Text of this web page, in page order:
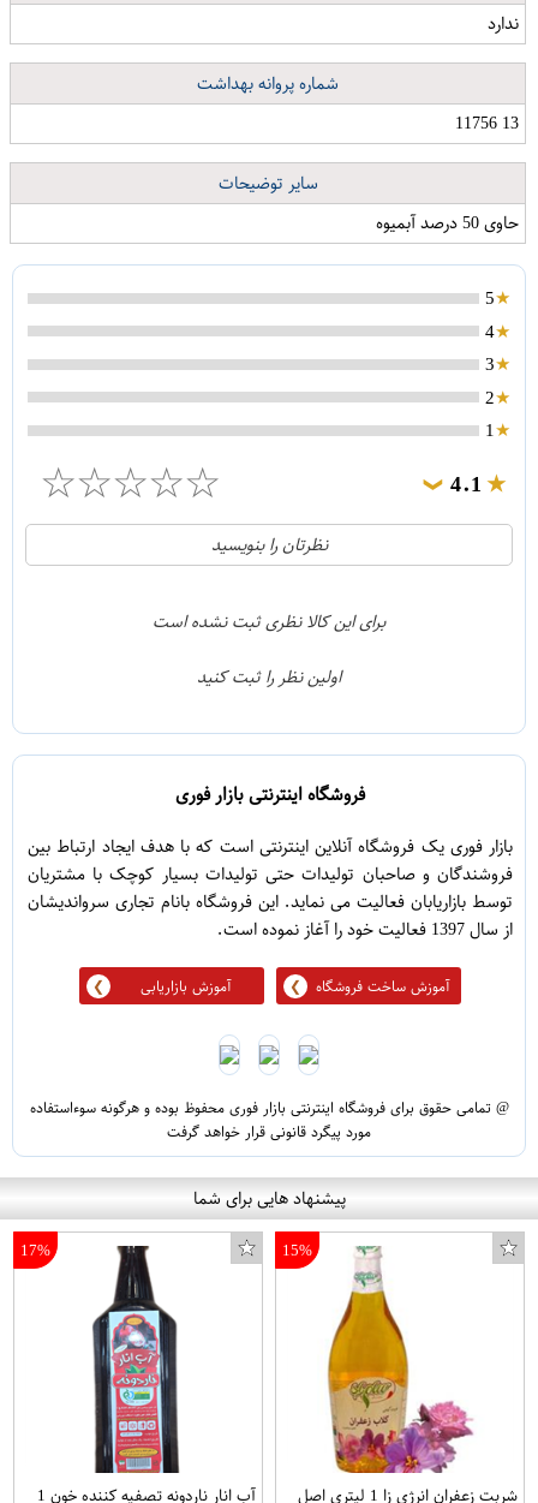
ندارد
شماره پروانه بهداشت
13 11756
سایر توضیحات
حاوی 50 درصد آبمیوه
5
4
3
2
1
4.1
❯
☆
☆
☆
☆
☆
21
1
نظرتان را بنویسید
برای این کالا نظری ثبت نشده است
اولین نظر را ثبت کنید
فروشگاه اینترنتی بازار فوری
بازار فوری یک فروشگاه آنلاین اینترنتی است که با هدف ایجاد ارتباط بین
فروشندگان و صاحبان تولیدات حتی تولیدات بسیار کوچک با مشتریان
توسط بازاریابان فعالیت می نماید. این فروشگاه بانام تجاری سرواندیشان
از سال 1397 فعالیت خود را آغاز نموده است.
آموزش ساخت فروشگاه آموزش بازاریابی
@ تمامی حقوق برای فروشگاه اینترنتی بازار فوری محفوظ بوده و هرگونه سوءاستفاده
مورد پیگرد قانونی قرار خواهد گرفت
پیشنهاد هایی برای شما
15%
شربت زعفران انرژی زا 1 لیتری اصل
17%
آب انار ناردونه تصفیه کننده خون 1